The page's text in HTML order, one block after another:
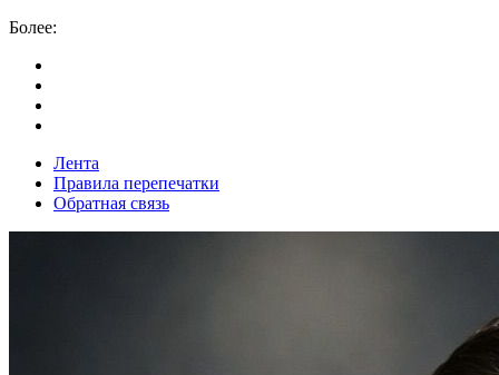
Более:
Лента
Правила перепечатки
Обратная связь